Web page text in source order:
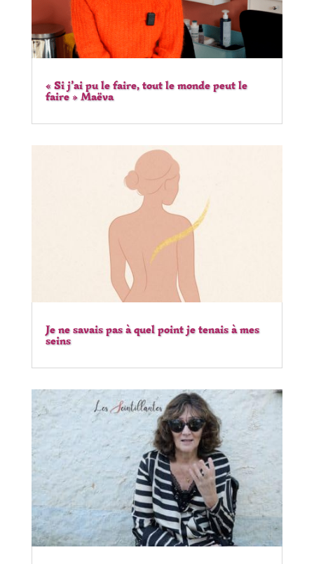
« Si j’ai pu le faire, tout le monde peut le
faire » Maëva
Je ne savais pas à quel point je tenais à mes
seins